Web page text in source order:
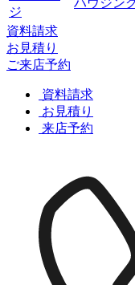
資料請求
お見積り
ご来店予約
資料請求
お見積り
来店予約